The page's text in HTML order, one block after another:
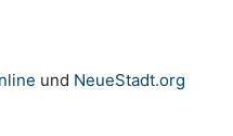
und NeueStadt.org